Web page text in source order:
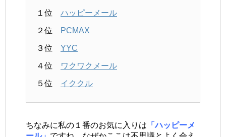
１位 ハッピーメール
２位 PCMAX
３位 YYC
４位 ワクワクメール
５位 イククル
ちなみに私の１番のお気に入りは 「ハッピーメ